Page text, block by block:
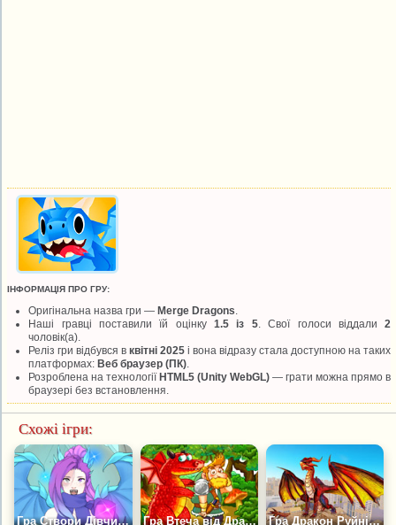
ІНФОРМАЦІЯ ПРО ГРУ:
Оригінальна назва гри —Merge Dragons
Наші гравці поставили їй оцінку1.5 із 5. Свої голоси віддали2
чоловік(а).
Реліз гри відбувся вквітні 2025 і вона відразу стала доступною на таких
платформах:Веб браузер (ПК)
Розроблена на технологіїHTML5 (Unity WebGL) — грати можна прямо в
браузері без встановлення.
Схожі ігри:
Гра Створи Дівчину-Дракона Гра Втеча від Дракона Гра Дракон Руйнівник Міста